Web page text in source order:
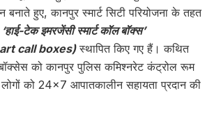
हुए, कानपुर स्मार्ट सिटी परियोजना के तहत
‘हाई-टेक इमरजेंसी स्मार्ट कॉल बॉक्स’
call boxes)स्थापित किए गए हैं। कथित
को कानपुर पुलिस कमिश्नरेट कंट्रोल रूम
को 24×7 आपातकालीन सहायता प्रदान की